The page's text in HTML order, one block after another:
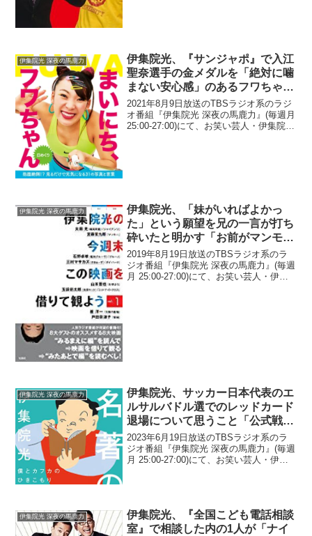
伊集院光 深夜の馬鹿力
伊集院光、『サンジャポ』で入江
聖奈選手の金メダルを「絶対に噛
まない安心感」のあるフワちゃん
と「噛むんじゃないか」と思わせ
る爆笑問題・太田の違いを感じる
2021年8月9日放送のTBSラジオ系のラジ
オ番組『伊集院光 深夜の馬鹿力』(毎週月
25:00-27:00)にて、お笑い芸人・伊集院光
伊集院光 深夜の馬鹿力
伊集院光、「妹がいればよかっ
た」という願望を兄の一言が打ち
砕いたと明かす「お前がマンモス
コングと呼んでいるあの姉は、俺
にとっては妹」
2019年8月19日放送のTBSラジオ系のラ
ジオ番組『伊集院光 深夜の馬鹿力』(毎週
月 25:00-27:00)にて、お笑い芸人・伊集
伊集院光 深夜の馬鹿力
伊集院光、サッカー日本代表のエ
ルサルバドル選でのレッドカード
退場について思うこと「公式戦で
もないわけで…」
2023年6月19日放送のTBSラジオ系のラ
ジオ番組『伊集院光 深夜の馬鹿力』(毎週
月 25:00-27:00)にて、お笑い芸人・伊集
伊集院光 深夜の馬鹿力
伊集院光、『全国こども電話相談
室』で相談した内の1人が「ナイ